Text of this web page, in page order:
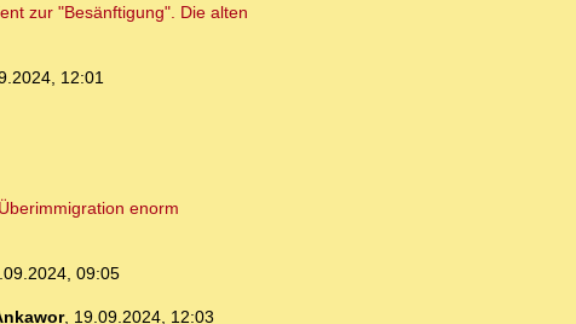
zur "Besänftigung". Die alten
12:01
enorm
09:05
, 19.09.2024, 12:03